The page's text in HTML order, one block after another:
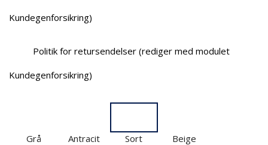
Kundegenforsikring)
Politik for retursendelser (rediger med modulet
Kundegenforsikring)
Grå Antracit Sort Beige